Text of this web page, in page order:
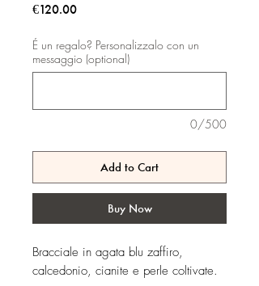
€120.00Price
É un regalo? Personalizzalo con un
messaggio (optional)
0/500
Add to Cart
Buy Now
Bracciale in agata blu zaffiro,
calcedonio, cianite e perle coltivate.